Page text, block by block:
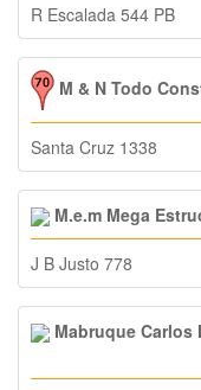
R Escalada 544 PB
M & N Todo
Santa Cruz 1338
M.e.m Mega
J B Justo 778
Mabruque Carlos